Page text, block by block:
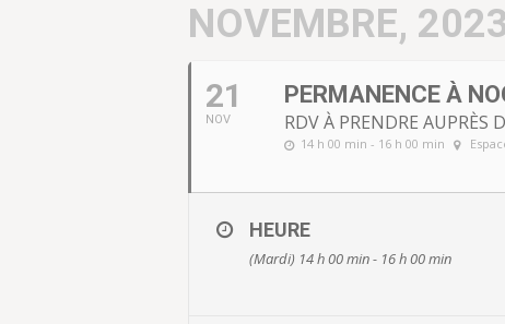
NOVEMBRE,
21
NOV
PERMANENCE À
RDV À PRENDRE AUPRÈS
14 h 00 min - 16 h 00 min
HEURE
(Mardi) 14 h 00 min - 16 h 00 min